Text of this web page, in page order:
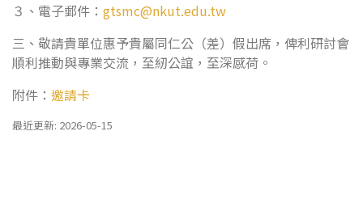
３、電子郵件： gtsmc@nkut.edu.tw
三、敬請貴單位惠予貴屬同仁公（差）假出席，俾利研討會
順利推動與專業交流，至紉公誼，至深感荷。
附件： 邀請卡
最近更新: 2026-05-15